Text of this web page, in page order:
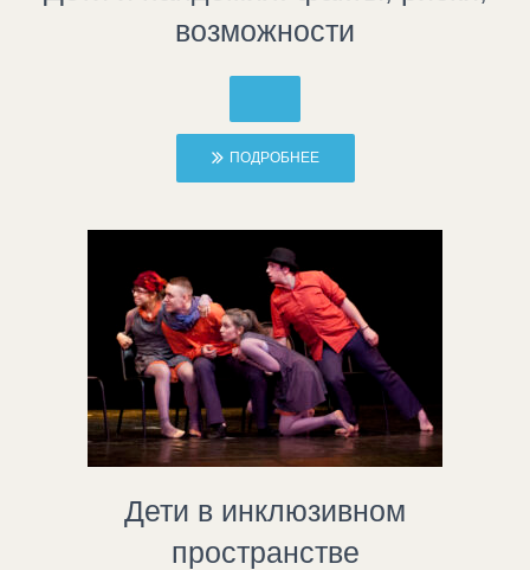
возможности
ПОДРОБНЕЕ
Дети в инклюзивном
пространстве